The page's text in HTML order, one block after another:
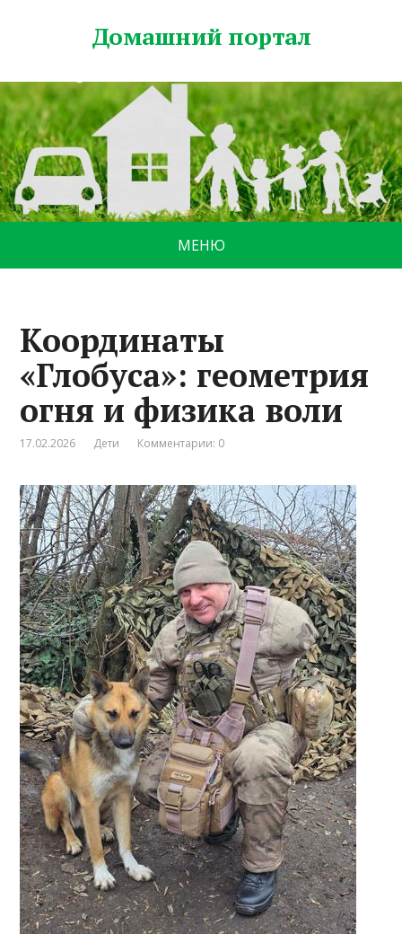
Домашний портал
МЕНЮ
Координаты
«Глобуса»: геометрия
огня и физика воли
17.02.2026 Дети Комментарии: 0